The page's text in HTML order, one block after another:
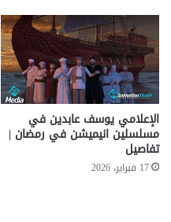
الإعلامي يوسف عابدين في
مسلسلين انيميشن في رمضان |
تفاصيل
17 فبراير، 2026